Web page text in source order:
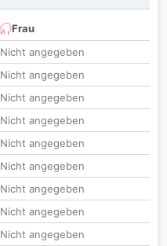
Frau
Nicht angegeben
Nicht angegeben
Nicht angegeben
Nicht angegeben
Nicht angegeben
Nicht angegeben
Nicht angegeben
Nicht angegeben
Nicht angegeben